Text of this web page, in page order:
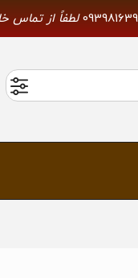
لطفاً از تماس